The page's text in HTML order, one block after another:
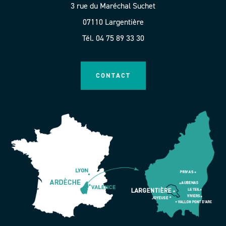
3 rue du Maréchal Suchet
07110 Largentière
Tél. 04 75 89 33 30
CONTACT